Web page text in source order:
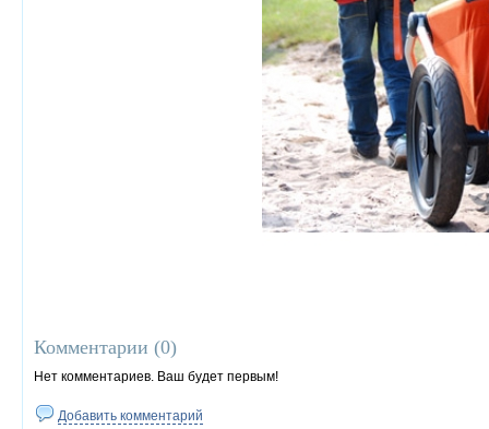
Комментарии (0)
Нет комментариев. Ваш будет первым!
Добавить комментарий